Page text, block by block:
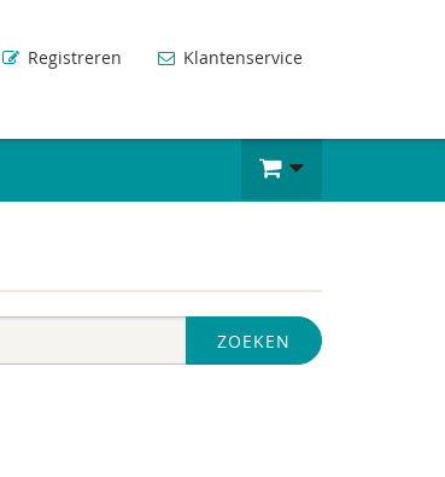
Registreren Klantenservice
ZOEKEN